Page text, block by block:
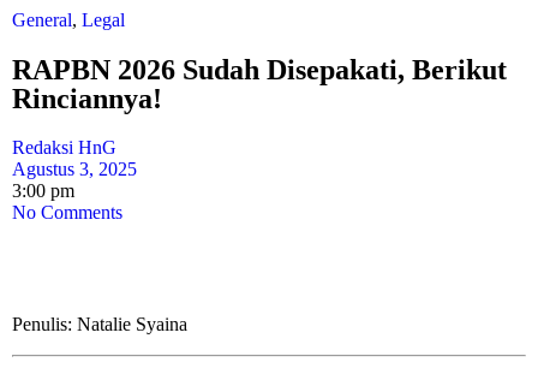
General, Legal
RAPBN 2026 Sudah Disepakati, Berikut
Rinciannya!
Redaksi HnG
Agustus 3, 2025
3:00 pm
No Comments
Penulis: Natalie Syaina